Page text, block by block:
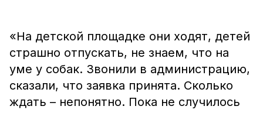
«На детской площадке они ходят, детей
страшно отпускать, не знаем, что на
уме у собак. Звонили в администрацию,
сказали, что заявка принята. Сколько
ждать – непонятно. Пока не случилось